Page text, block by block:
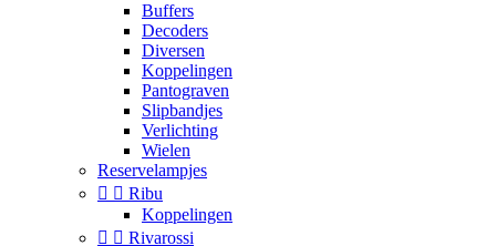
Buffers
Decoders
Diversen
Koppelingen
Pantograven
Slipbandjes
Verlichting
Wielen
Reservelampjes
  Ribu
Koppelingen
  Rivarossi